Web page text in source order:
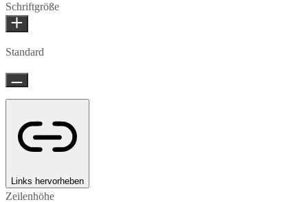
Schriftgröße
Standard
Links hervorheben
Zeilenhöhe